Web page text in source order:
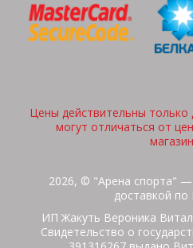
Цены действительны только
могут отличаться от
2026, © "Арена спорта"
доставкой по
ИП Жакуть Вероника
Свидетельство о